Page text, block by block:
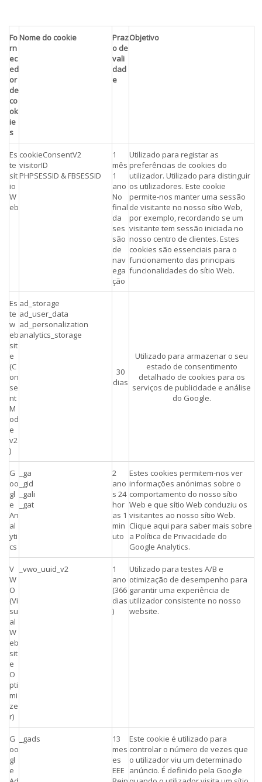
Fo
rn
ec
ed
or
de
co
ok
ie
s
Nome do cookie
Praz
o de
vali
dad
e
Objetivo
Es
te
sít
io
W
eb
cookieConsentV2
visitorID
PHPSESSID & FBSESSID
1
mês
1
ano
No
final
da
ses
são
de
nav
ega
ção
Utilizado para registar as
preferências de cookies do
utilizador. Utilizado para distinguir
os utilizadores. Este cookie
permite-nos manter uma sessão
de visitante no nosso sítio Web,
por exemplo, recordando se um
visitante tem sessão iniciada no
nosso centro de clientes. Estes
cookies são essenciais para o
funcionamento das principais
funcionalidades do sítio Web.
Es
te
w
eb
sit
e
(C
on
se
nt
M
od
e
v2
)
ad_storage
ad_user_data
ad_personalization
analytics_storage
30
dias
Utilizado para armazenar o seu
estado de consentimento
detalhado de cookies para os
serviços de publicidade e análise
do Google.
G
oo
gl
e
An
al
yti
cs
_ga
_gid
_gali
_gat
2
ano
s 24
hor
as 1
min
uto
Estes cookies permitem-nos ver
informações anónimas sobre o
comportamento do nosso sítio
Web e que sítio Web conduziu os
visitantes ao nosso sítio Web.
Clique aqui para saber mais sobre
a Política de Privacidade do
Google Analytics.
V
W
O
(Vi
su
al
W
eb
sit
e
O
pti
mi
ze
r)
_vwo_uuid_v2
1
ano
(366
dias
)
Utilizado para testes A/B e
otimização de desempenho para
garantir uma experiência de
utilizador consistente no nosso
website.
G
oo
gl
e
_gads
13
mes
es
EEE
Este cookie é utilizado para
controlar o número de vezes que
o utilizador viu um determinado
anúncio. É definido pela Google